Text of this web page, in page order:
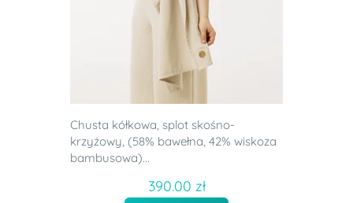
Chusta kółkowa, splot skośno-
krzyżowy, (58% bawełna, 42% wiskoza
bambusowa)...
390.00 zł